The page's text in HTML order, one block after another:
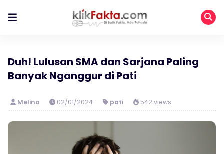
Duh! Lulusan SMA dan Sarjana Paling
Banyak Nganggur di Pati
Melina 02/01/2024 pati 542 views